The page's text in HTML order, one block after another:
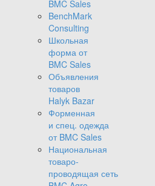
BMC Sales
BenchMark
Consulting
Школьная
форма от
BMC Sales
Объявления
товаров
Halyk Bazar
Форменная
и спец. одежда
от BMC Sales
Национальная
товаро-
проводящая сеть